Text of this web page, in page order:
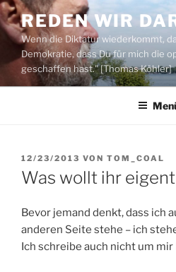
Zum
Inhalt
springen
REDEN WIR
Wenn die Diktatur wiederkommt,
Demokratie, dass Du für mich die
geschaffen hast." [Thomas Köhler]
VERÖFFENTLICHT
AM
12/23/2013 VON TOM_COAL
Was wollt ihr
Bevor jemand denkt, dass ich
anderen Seite stehe – ich
Ich schreibe auch nicht um mir